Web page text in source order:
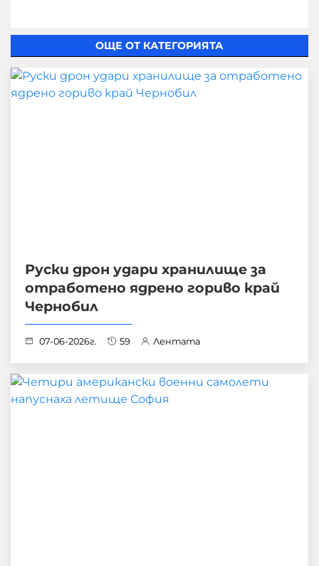
ОЩЕ ОТ КАТЕГОРИЯТА
Руски дрон удари хранилище за
отработено ядрено гориво край
Чернобил
07-06-2026г. 59 Лентата